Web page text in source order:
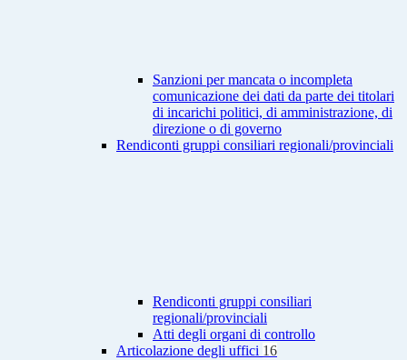
Sanzioni per mancata o incompleta
comunicazione dei dati da parte dei titolari
di incarichi politici, di amministrazione, di
direzione o di governo
Rendiconti gruppi consiliari regionali/provinciali
Rendiconti gruppi consiliari
regionali/provinciali
Atti degli organi di controllo
Articolazione degli uffici 16